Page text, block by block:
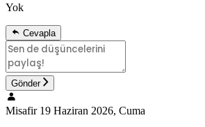
Yok
Cevapla
Gönder
Misafir 19 Haziran 2026, Cuma